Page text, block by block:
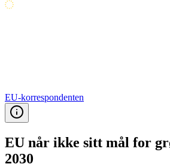
EU-korrespondenten
EU når ikke sitt mål for
2030